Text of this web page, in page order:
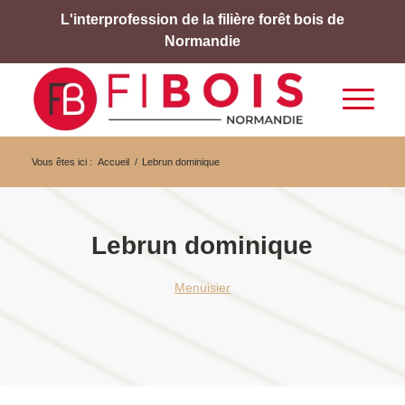
L'interprofession de la filière forêt bois de
Normandie
Vous êtes ici : Accueil / Lebrun dominique
Lebrun dominique
Menuisier